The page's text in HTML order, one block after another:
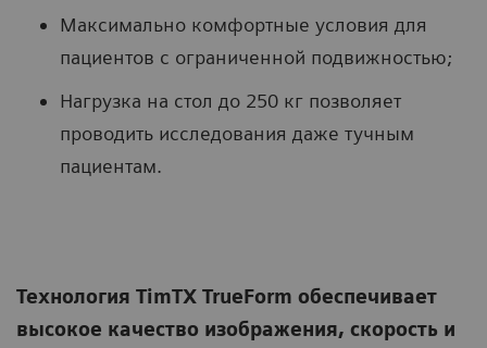
Максимально комфортные условия для
пациентов с ограниченной подвижностью;
Нагрузка на стол до 250 кг позволяет
проводить исследования даже тучным
пациентам.
Технология TimTX TrueForm обеспечивает
высокое качество изображения, скорость и